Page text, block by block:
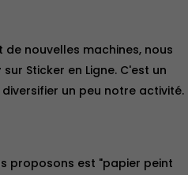
nouvelles machines, nous
sur Sticker en Ligne. C'est un
un peu notre activité.
proposons est "papier peint